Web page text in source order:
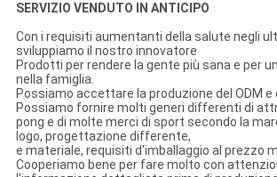
SERVIZIO VENDUTO IN ANTICIPO
Con i requisiti aumentanti della salute negli
sviluppiamo il nostro innovatore
Prodotti per rendere la gente più sana e per
nella famiglia.
Possiamo accettare la produzione del ODM e
Possiamo fornire molti generi differenti di
pong e di molte merci di sport secondo la
logo, progettazione differente,
e materiale, requisiti d'imballaggio al prezzo
Cooperiamo bene per fare molto con